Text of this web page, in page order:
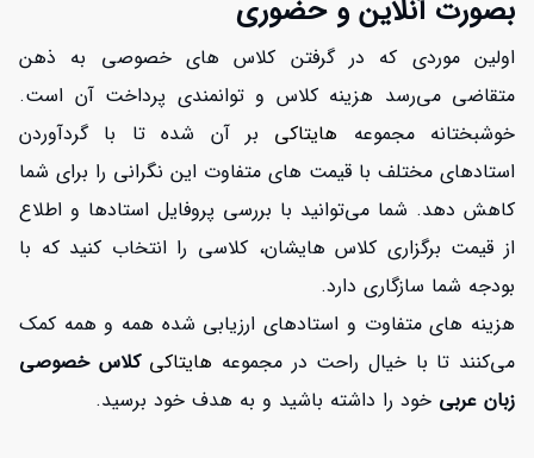
بصورت آنلاین و حضوری
اولین موردی که در گرفتن کلاس های خصوصی به ذهن
متقاضی می‌رسد هزینه کلاس و توانمندی پرداخت آن است.
خوشبختانه مجموعه هایتاکی بر آن شده تا با گردآوردن
استادهای مختلف با قیمت های متفاوت این نگرانی را برای شما
کاهش دهد. شما می‌توانید با بررسی پروفایل استادها و اطلاع
از قیمت برگزاری کلاس هایشان، کلاسی را انتخاب کنید که با
بودجه شما سازگاری دارد.
هزینه های متفاوت و استادهای ارزیابی شده همه و همه کمک
می‌کنند تا با خیال راحت در مجموعه هایتاکیکلاس خصوصی
زبان عربی خود را داشته باشید و به هدف خود برسید.
افزایش اعتبار